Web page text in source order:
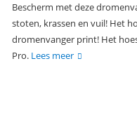
Bescherm met deze
stoten, krassen en vuil! Het
dromenvanger print! Het
Pro. Lees meer